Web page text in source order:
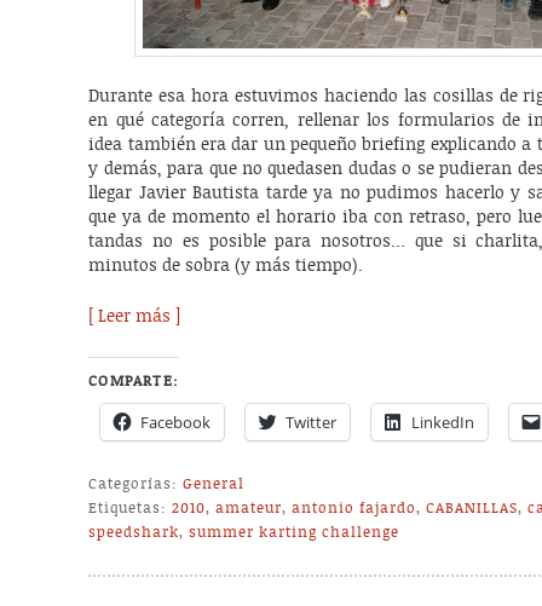
Durante esa hora estuvimos haciendo las cosillas de
en qué categoría corren, rellenar los formularios de
idea también era dar un pequeño briefing explicando a
y demás, para que no quedasen dudas o se pudieran
llegar Javier Bautista tarde ya no pudimos hacerlo y
que ya de momento el horario iba con retraso, pero
tandas no es posible para nosotros… que si
minutos de sobra (y más tiempo).
[ Leer más ]
COMPARTE:
Facebook Twitter LinkedIn
Categorías: General
Etiquetas: 2010,amateur,antonio fajardo,CABANILLAS,
speedshark,summer karting challenge